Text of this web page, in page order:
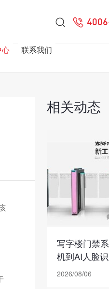
心 联系我们
相关动态
写字楼门禁
机到AI人脸
2026/08/06